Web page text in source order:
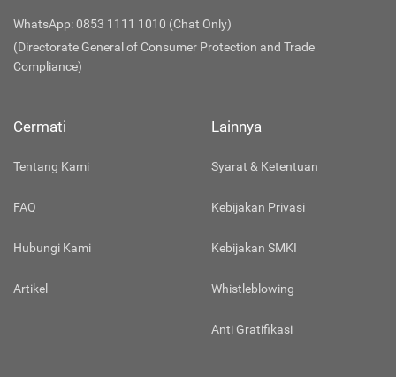
WhatsApp: 0853 1111 1010 (Chat Only)
(Directorate General of Consumer Protection and Trade
Compliance)
Cermati
Tentang Kami
FAQ
Hubungi Kami
Artikel
Lainnya
Syarat & Ketentuan
Kebijakan Privasi
Kebijakan SMKI
Whistleblowing
Anti Gratifikasi